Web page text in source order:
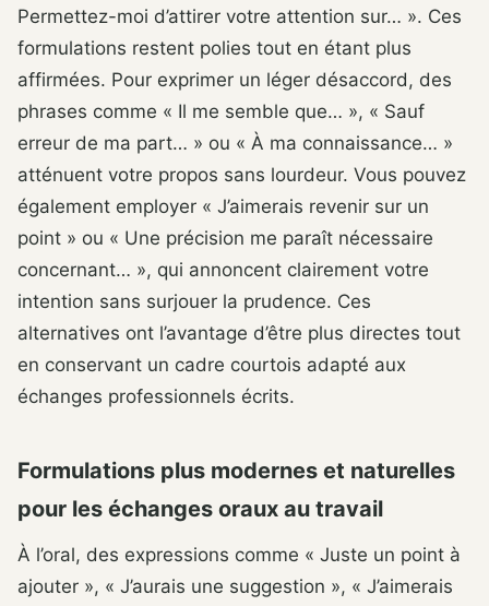
Permettez-moi d’attirer votre attention sur… ». Ces
formulations restent polies tout en étant plus
affirmées. Pour exprimer un léger désaccord, des
phrases comme « Il me semble que… », « Sauf
erreur de ma part… » ou « À ma connaissance… »
atténuent votre propos sans lourdeur. Vous pouvez
également employer « J’aimerais revenir sur un
point » ou « Une précision me paraît nécessaire
concernant… », qui annoncent clairement votre
intention sans surjouer la prudence. Ces
alternatives ont l’avantage d’être plus directes tout
en conservant un cadre courtois adapté aux
échanges professionnels écrits.
Formulations plus modernes et naturelles
pour les échanges oraux au travail
À l’oral, des expressions comme « Juste un point à
ajouter », « J’aurais une suggestion », « J’aimerais